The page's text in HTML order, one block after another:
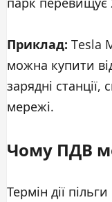
Приклад: Tesla
можна купити
зарядні станції,
мережі.
Чому ПДВ
Термін дії